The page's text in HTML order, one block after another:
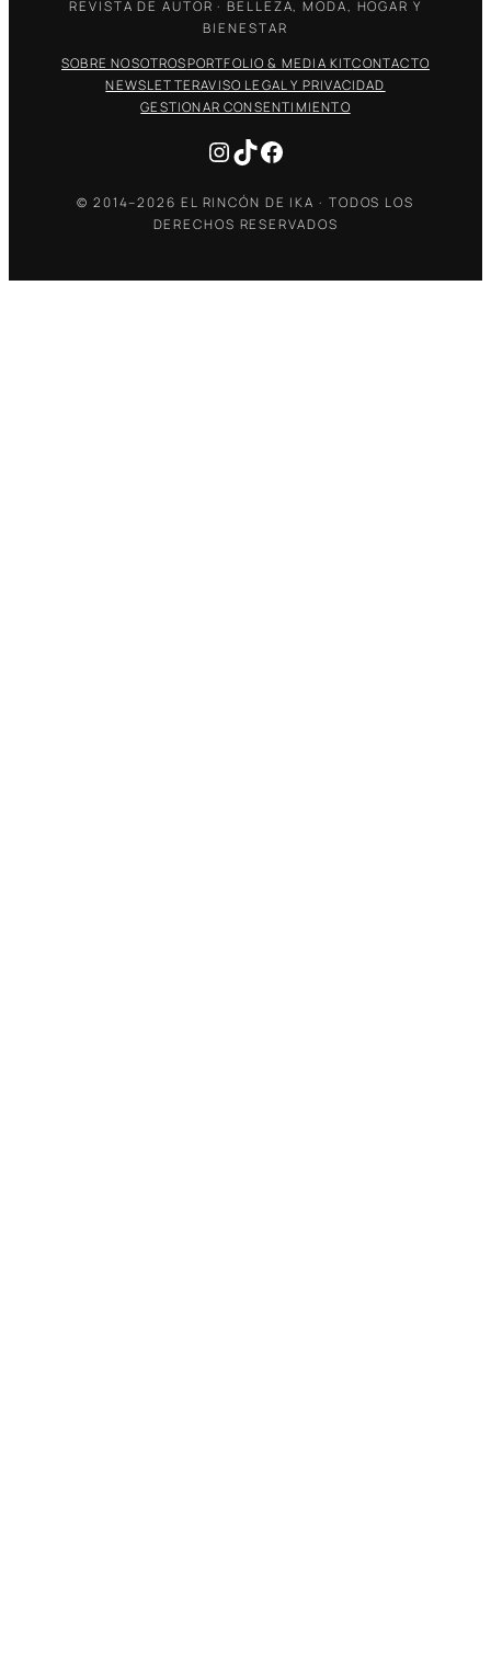
REVISTA DE AUTOR · BELLEZA, MODA, HOGAR Y
BIENESTAR
SOBRE NOSOTROSPORTFOLIO & MEDIA KITCONTACTO
NEWSLETTERAVISO LEGAL Y PRIVACIDAD
GESTIONAR CONSENTIMIENTO
Instagram
TikTokFacebook
© 2014–2026 EL RINCÓN DE IKA · TODOS LOS
DERECHOS RESERVADOS